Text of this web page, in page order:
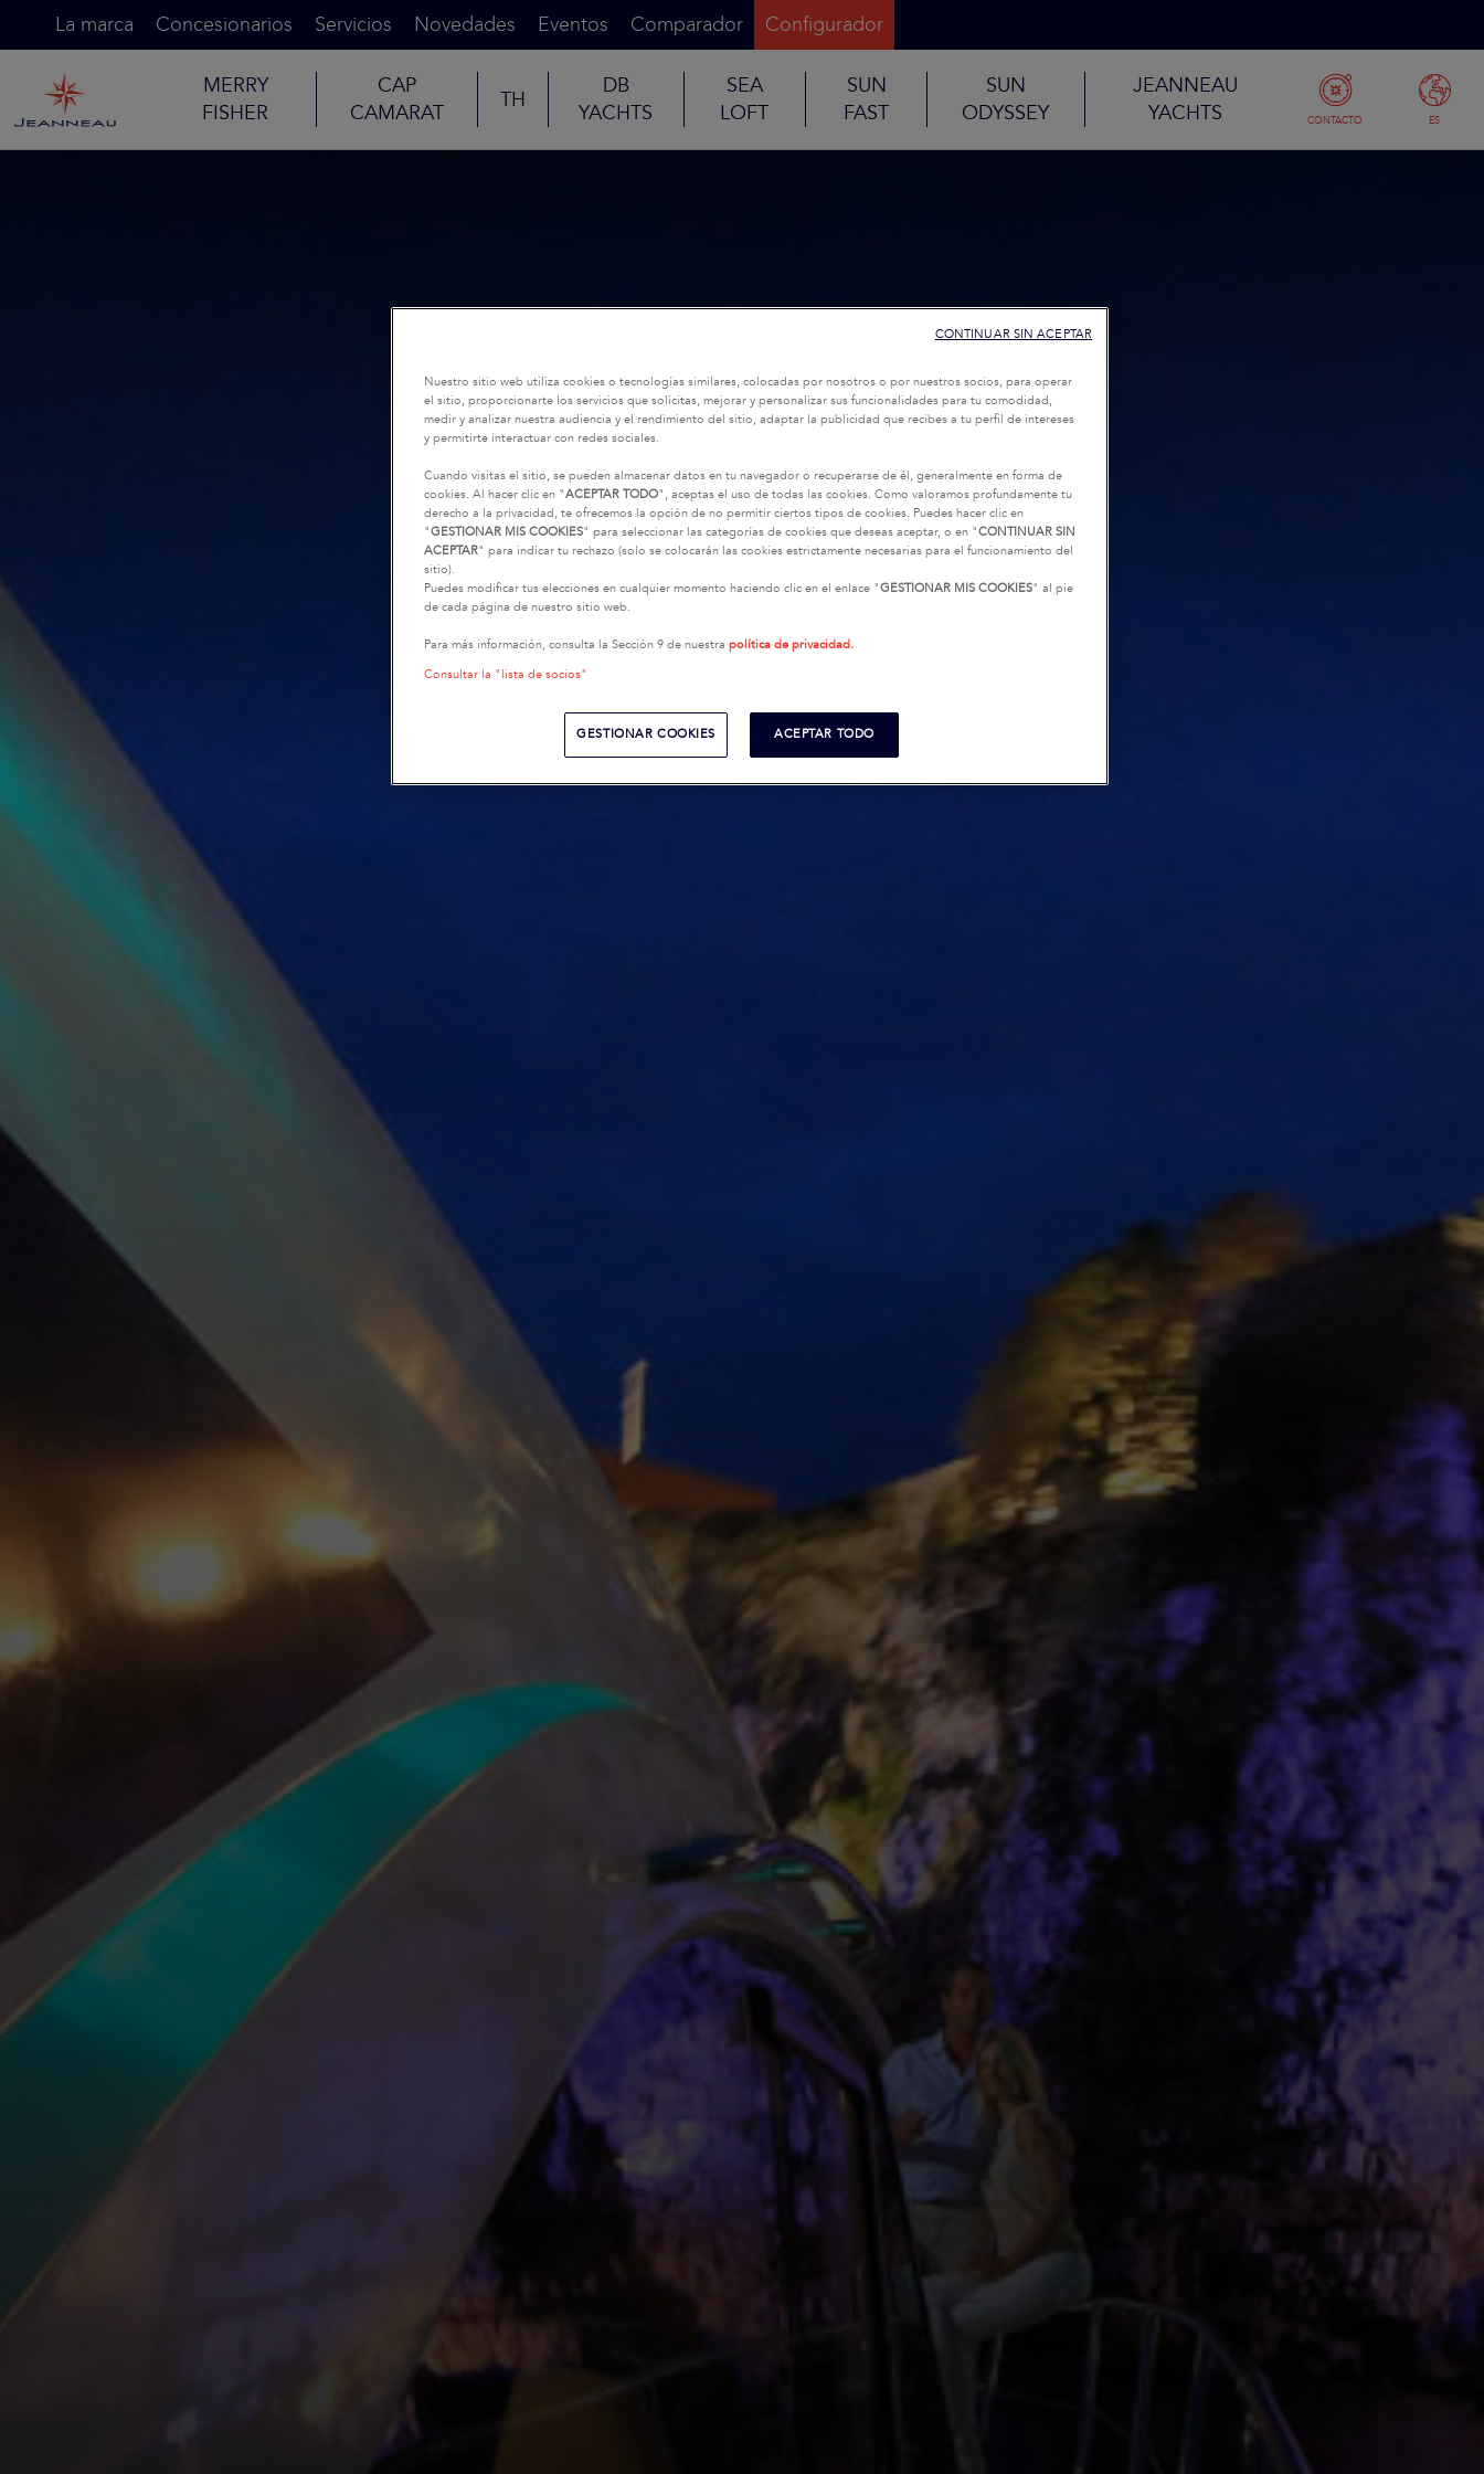
La marca Concesionarios Servicios Novedades Eventos Comparador Configurador
MERRY
FISHER
CAP
CAMARAT
TH
DB
YACHTS
SEA
LOFT
SUN
FAST
SUN
ODYSSEY
JEANNEAU
YACHTS
CONTACTO ES
Nuestro sitio web utiliza cookies o tecnologías similares, colocadas por nosotros o por nuestros socios, para operar
el sitio, proporcionarte los servicios que solicitas, mejorar y personalizar sus funcionalidades para tu comodidad,
medir y analizar nuestra audiencia y el rendimiento del sitio, adaptar la publicidad que recibes a tu perfil de intereses
y permitirte interactuar con redes sociales.
Cuando visitas el sitio, se pueden almacenar datos en tu navegador o recuperarse de él, generalmente en forma de
cookies. Al hacer clic en "ACEPTAR TODO", aceptas el uso de todas las cookies. Como valoramos profundamente tu
derecho a la privacidad, te ofrecemos la opción de no permitir ciertos tipos de cookies. Puedes hacer clic en
"GESTIONAR MIS COOKIES" para seleccionar las categorías de cookies que deseas aceptar, o en "CONTINUAR SIN
ACEPTAR" para indicar tu rechazo (solo se colocarán las cookies estrictamente necesarias para el funcionamiento del
sitio).
Puedes modificar tus elecciones en cualquier momento haciendo clic en el enlace "GESTIONAR MIS COOKIES" al pie
de cada página de nuestro sitio web.
Para más información, consulta la Sección 9 de nuestra política de privacidad.
Consultar la "lista de socios"
GESTIONAR COOKIES ACEPTAR TODO
CONTINUAR SIN ACEPTAR